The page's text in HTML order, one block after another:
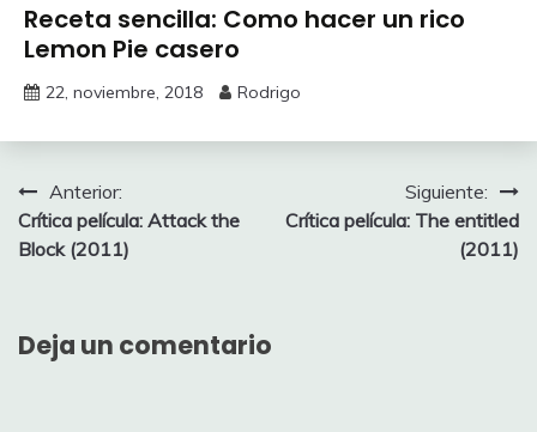
Receta sencilla: Como hacer un rico
Lemon Pie casero
22, noviembre, 2018 Rodrigo
Navegación
de
Anterior:
Crítica película: Attack the
Block (2011)
Siguiente:
Crítica película: The entitled
(2011)
Deja un comentario